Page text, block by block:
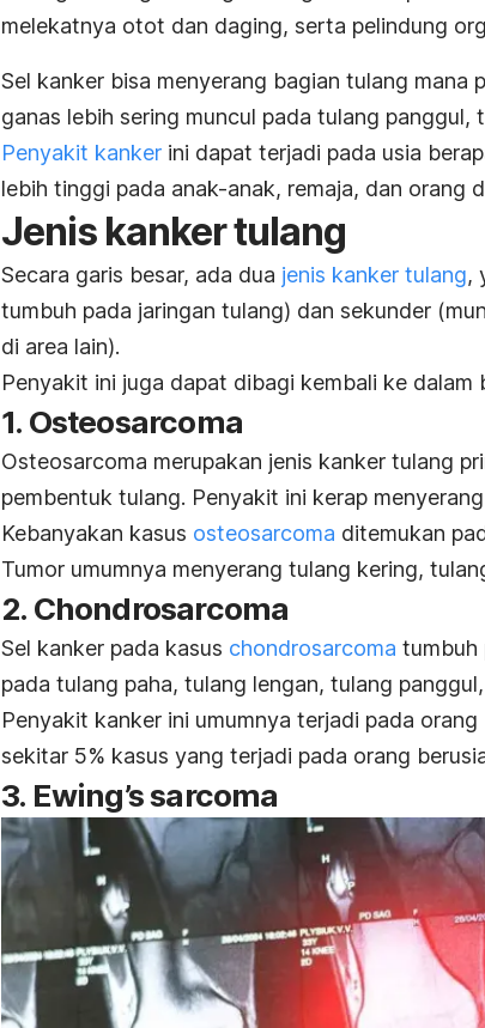
melekatnya otot dan daging, serta pelindung
Sel kanker bisa menyerang bagian tulang mana
ganas lebih sering muncul pada tulang panggul,
Penyakit kanker ini dapat terjadi pada usia
lebih tinggi pada anak-anak, remaja, dan orang
Jenis kanker tulang
Secara garis besar, ada dua jenis kanker tulang,
tumbuh pada jaringan tulang) dan sekunder
di area lain).
Penyakit ini juga dapat dibagi kembali ke
1. Osteosarcoma
Osteosarcoma merupakan jenis kanker tulang
pembentuk tulang. Penyakit ini kerap
Kebanyakan kasus osteosarcoma ditemukan
Tumor umumnya menyerang tulang kering,
2. Chondrosarcoma
Sel kanker pada kasus chondrosarcoma tumbuh
pada tulang paha, tulang lengan, tulang
Penyakit kanker ini umumnya terjadi pada
sekitar 5% kasus yang terjadi pada orang
3. Ewing’s sarcoma